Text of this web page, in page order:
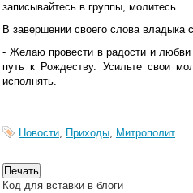
записывайтесь в группы, молитесь.
В завершении своего слова владыка
- Желаю провести в радости и
путь к Рождеству. Усильте свои
исполнять.
Новости, Приходы, Митрополит
Код для вставки в блоги